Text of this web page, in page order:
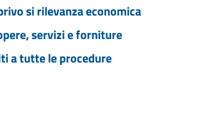
si rilevanza economica
servizi e forniture
a tutte le procedure